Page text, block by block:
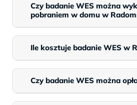
Czy badanie WES można
pobraniem w domu w
Ile kosztuje badanie WES w
Czy badanie WES można